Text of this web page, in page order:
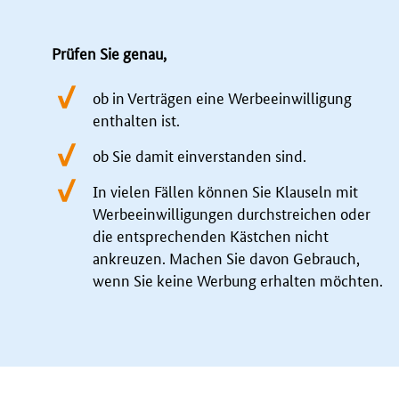
Prüfen Sie genau,
ob in Verträgen eine Werbeeinwilligung
enthalten ist.
ob Sie damit einverstanden sind.
In vielen Fällen können Sie Klauseln mit
Werbeeinwilligungen durchstreichen oder
die entsprechenden Kästchen nicht
ankreuzen. Machen Sie davon Gebrauch,
wenn Sie keine Werbung erhalten möchten.